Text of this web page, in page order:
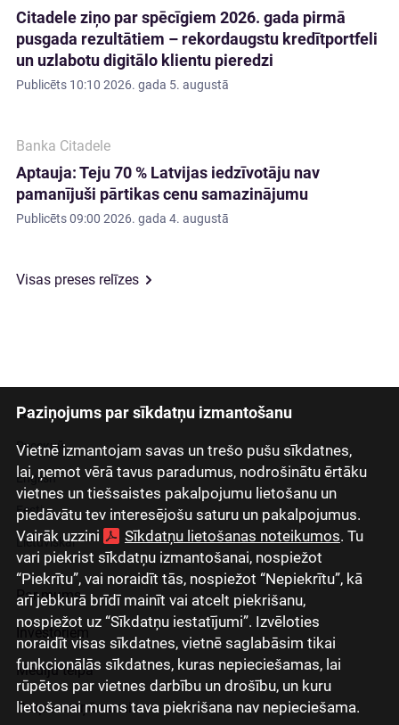
Paziņojums par sīkdatņu izmantošanu
Vietnē izmantojam savas un trešo pušu sīkdatnes,
lai, ņemot vērā tavus paradumus, nodrošinātu ērtāku
vietnes un tiešsaistes pakalpojumu lietošanu un
piedāvātu tev interesējošu saturu un pakalpojumus.
Vairāk uzzini
Sīkdatņu lietošanas noteikumos. Tu
vari piekrist sīkdatņu izmantošanai, nospiežot
“Piekrītu”, vai noraidīt tās, nospiežot “Nepiekrītu”, kā
arī jebkurā brīdī mainīt vai atcelt piekrišanu,
nospiežot uz “Sīkdatņu iestatījumi”. Izvēloties
noraidīt visas sīkdatnes, vietnē saglabāsim tikai
funkcionālās sīkdatnes, kuras nepieciešamas, lai
rūpētos par vietnes darbību un drošību, un kuru
lietošanai mums tava piekrišana nav nepieciešama.
Citadele ziņo par spēcīgiem 2026. gada pirmā
pusgada rezultātiem – rekordaugstu kredītportfeli
un uzlabotu digitālo klientu pieredzi
Publicēts 10:10 2026. gada 5. augustā
Banka Citadele
Aptauja: Teju 70 % Latvijas iedzīvotāju nav
pamanījuši pārtikas cenu samazinājumu
Publicēts09:00 2026. gada 4. augustā
Visas preses relīzes
Latviski
Русский
English
Eesti
Lietuviškai
Par mums
Investoriem
Mediju telpa
Grupas uzņēmumi